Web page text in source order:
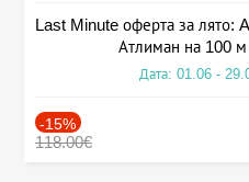
Last Minute оферта за лято:
Атлиман на 100
Дата: 01.06 -
-15%
118.00€